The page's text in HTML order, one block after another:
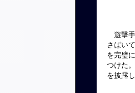
遊撃
さばい
を完璧
つけた
を披露